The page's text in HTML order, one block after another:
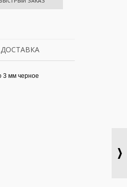
3 мм черное